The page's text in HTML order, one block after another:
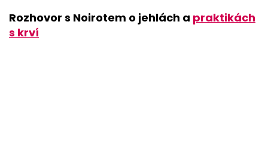
Rozhovor s Noirotem o jehlách a praktikách
s krví